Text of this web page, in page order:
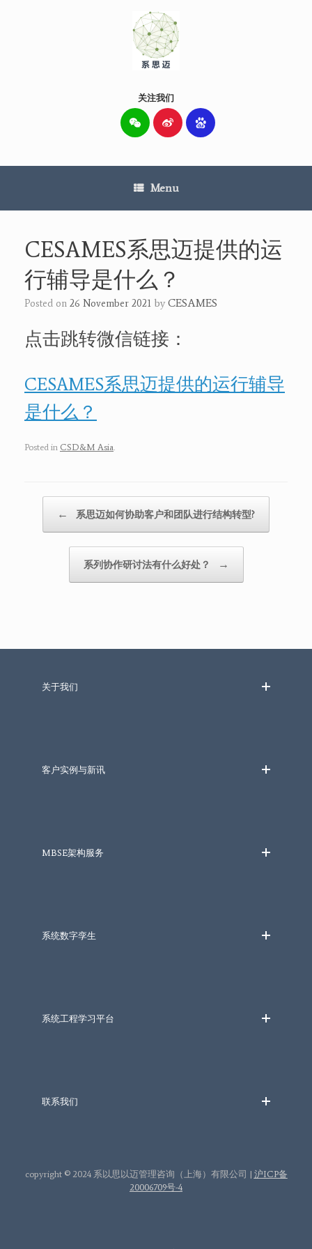
关注我们
Menu
CESAMES系思迈提供的运
行辅导是什么？
Posted on 26 November 2021 by CESAMES
点击跳转微信链接：
CESAMES系思迈提供的运行辅导
是什么？
Posted in CSD&M Asia
← 系思迈如何协助客户和团队进行结构转型?
系列协作研讨法有什么好处？ →
关于我们
客户实例与新讯
MBSE架构服务
系统数字孪生
系统工程学习平台
联系我们
copyright © 2024 系以思以迈管理咨询（上海）有限公司 | 沪ICP备
20006709号-4